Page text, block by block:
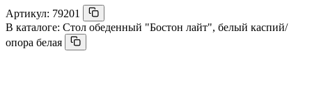
Артикул: 79201
В каталоге: Стол обеденный "Бостон лайт", белый каспий/
опора белая